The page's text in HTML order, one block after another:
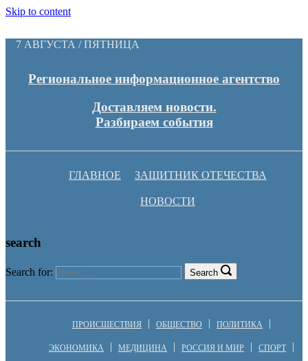
Skip to content
7 АВГУСТА / ПЯТНИЦА
Региональное информационное агентство
Доставляем новости.
Разбираем события
ГЛАВНОЕ ЗАЩИТНИК ОТЕЧЕСТВА
НОВОСТИ
search
Search for: Search
ПРОИСШЕСТВИЯ ОБЩЕСТВО ПОЛИТИКА
ЭКОНОМИКА МЕДИЦИНА РОССИЯ И МИР СПОРТ